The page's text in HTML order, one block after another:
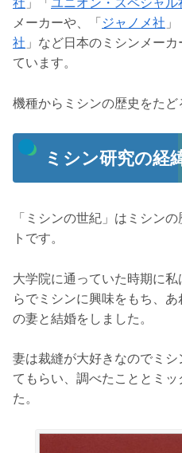
社 」「 ユニオン・スペシャル
メーカーや、「 ジャノメ社 」
社 」など日本のミシンメー
ています。
機種からミシンの歴史をたど
ミシン研究の経
「ミシンの世紀」はミシン
トです。
大学院に通っていた時期に
らでミシンに興味をもち、
の妻と結婚をしました。
妻は裁縫が大好きなのでミ
てもらい、調べたこととミ
た。